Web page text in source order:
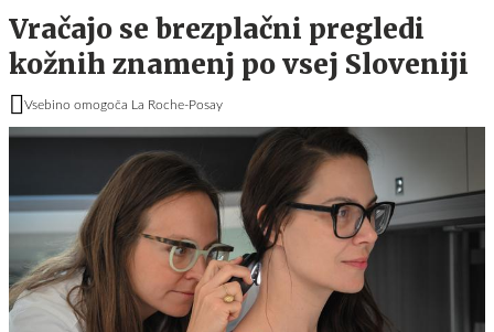
Vračajo se brezplačni pregledi
kožnih znamenj po vsej Sloveniji
Vsebino omogoča La Roche-Posay